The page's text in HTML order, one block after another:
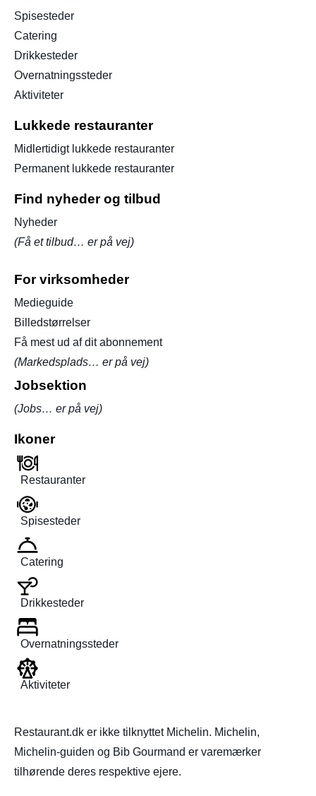
Spisesteder
Catering
Drikkesteder
Overnatningssteder
Aktiviteter
Lukkede restauranter
Midlertidigt lukkede restauranter
Permanent lukkede restauranter
Find nyheder og tilbud
Nyheder
(Få et tilbud… er på vej)
For virksomheder
Medieguide
Billedstørrelser
Få mest ud af dit abonnement
(Markedsplads… er på vej)
Jobsektion
(Jobs… er på vej)
Ikoner
Restauranter
Spisesteder
Catering
Drikkesteder
Overnatningssteder
Aktiviteter
Restaurant.dk er ikke tilknyttet Michelin. Michelin,
Michelin-guiden og Bib Gourmand er varemærker
tilhørende deres respektive ejere.